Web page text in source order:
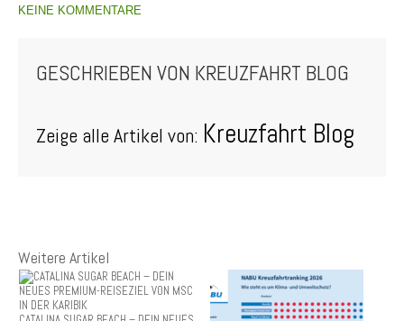
KEINE KOMMENTARE
GESCHRIEBEN VON KREUZFAHRT BLOG
Zeige alle Artikel von: Kreuzfahrt Blog
Weitere Artikel